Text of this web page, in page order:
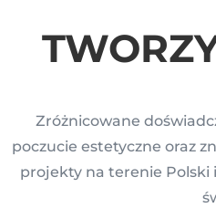
Zróżnicowane
poczucie estetyczne oraz
projekty na terenie Polski